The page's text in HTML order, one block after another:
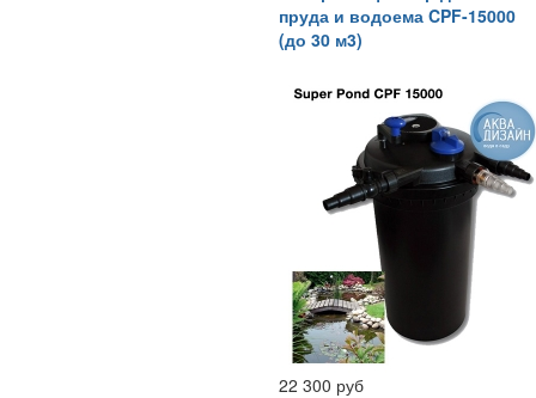
пруда и водоема CPF-15000
(до 30 м3)
22 300 руб